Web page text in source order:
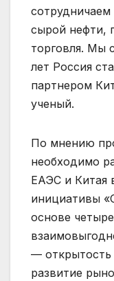
сотрудничаем
сырой нефти,
торговля. Мы
лет Россия
партнером
ученый.
По мнению
необходимо
ЕАЭС и Китая
инициативы
основе
—
развитие